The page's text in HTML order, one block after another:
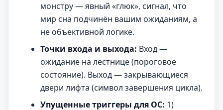
монстру — явный «глюк», сигнал, что
мир сна подчинён вашим ожиданиям, а
не объективной логике.
Точки входа и выхода: Вход —
ожидание на лестнице (пороговое
состояние). Выход — закрывающиеся
двери лифта (символ завершения цикла).
Упущенные триггеры для ОС: 1)